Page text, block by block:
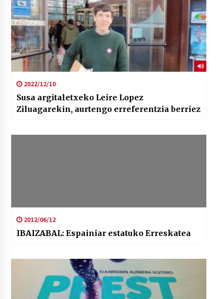
2022/12/10
Susa argitaletxeko Leire Lopez
Ziluagarekin, aurtengo erreferentzia berriez
2012/06/12
IBAIZABAL: Espainiar estatuko Erreskatea